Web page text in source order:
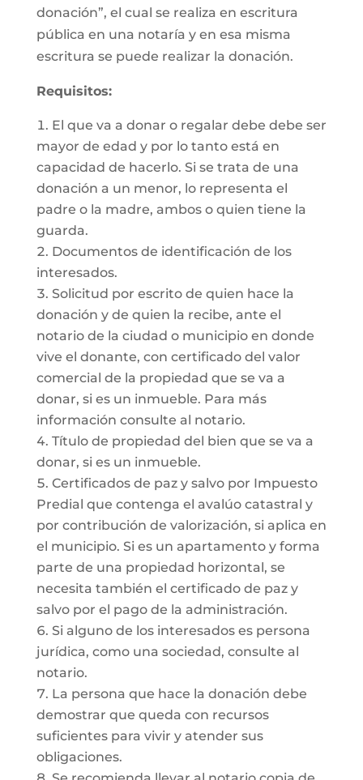
donación”, el cual se realiza en escritura
pública en una notaría y en esa misma
escritura se puede realizar la donación.
Requisitos:
El que va a donar o regalar debe debe ser
mayor de edad y por lo tanto está en
capacidad de hacerlo. Si se trata de una
donación a un menor, lo representa el
padre o la madre, ambos o quien tiene la
guarda.
Documentos de identificación de los
interesados.
Solicitud por escrito de quien hace la
donación y de quien la recibe, ante el
notario de la ciudad o municipio en donde
vive el donante, con certificado del valor
comercial de la propiedad que se va a
donar, si es un inmueble. Para más
información consulte al notario.
Título de propiedad del bien que se va a
donar, si es un inmueble.
Certificados de paz y salvo por Impuesto
Predial que contenga el avalúo catastral y
por contribución de valorización, si aplica en
el municipio. Si es un apartamento y forma
parte de una propiedad horizontal, se
necesita también el certificado de paz y
salvo por el pago de la administración.
Si alguno de los interesados es persona
jurídica, como una sociedad, consulte al
notario.
La persona que hace la donación debe
demostrar que queda con recursos
suficientes para vivir y atender sus
obligaciones.